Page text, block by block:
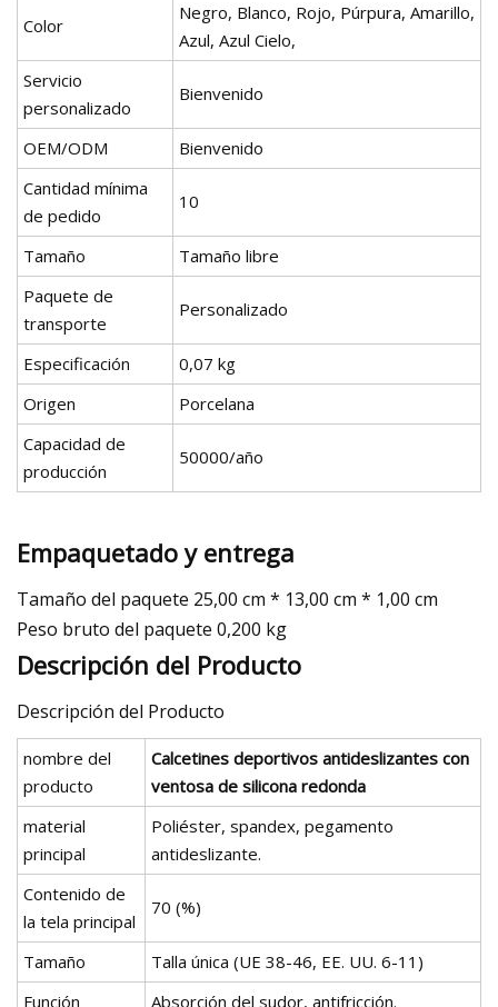
Color
Negro, Blanco, Rojo, Púrpura, Amarillo,
Azul, Azul Cielo,
Servicio
personalizado
Bienvenido
OEM/ODM
Bienvenido
Cantidad mínima
de pedido
10
Tamaño
Tamaño libre
Paquete de
transporte
Personalizado
Especificación
0,07 kg
Origen
Porcelana
Capacidad de
producción
50000/año
Empaquetado y entrega
Tamaño del paquete 25,00 cm * 13,00 cm * 1,00 cm
Peso bruto del paquete 0,200 kg
Descripción del Producto
Descripción del Producto
nombre del
producto
Calcetines deportivos antideslizantes con
ventosa de silicona redonda
material
principal
Poliéster, spandex, pegamento
antideslizante.
Contenido de
la tela principal
70 (%)
Tamaño
Talla única (UE 38-46, EE. UU. 6-11)
Función
Absorción del sudor, antifricción.